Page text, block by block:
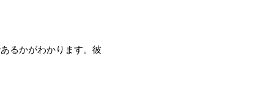
るかがわかります。彼